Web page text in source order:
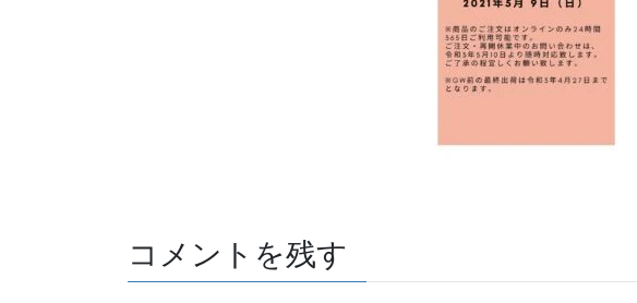
コメントを残す